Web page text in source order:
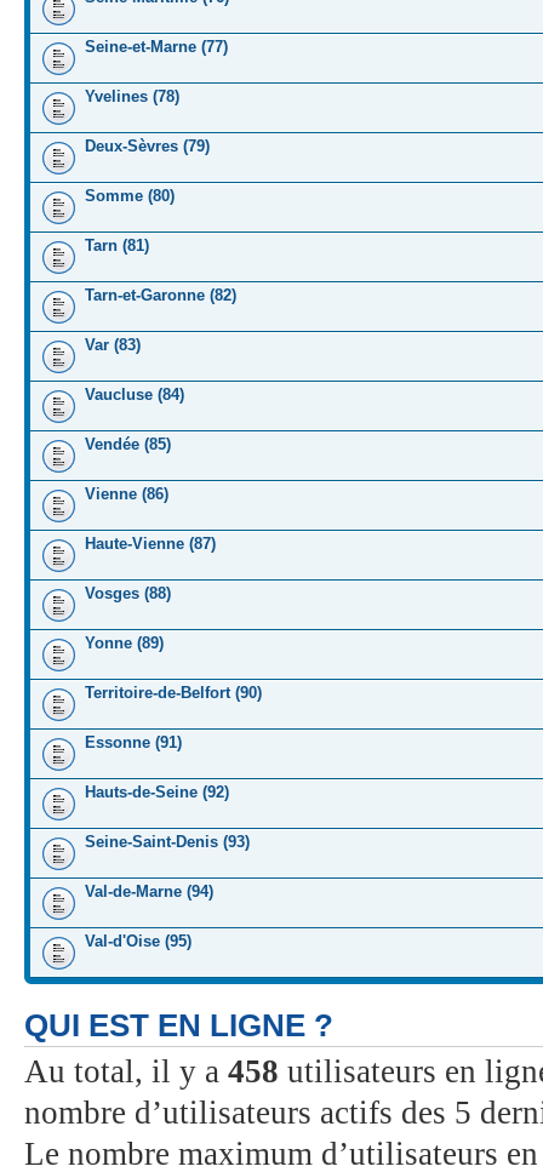
Seine-et-Marne (77)
Yvelines (78)
Deux-Sèvres (79)
Somme (80)
Tarn (81)
Tarn-et-Garonne (82)
Var (83)
Vaucluse (84)
Vendée (85)
Vienne (86)
Haute-Vienne (87)
Vosges (88)
Yonne (89)
Territoire-de-Belfort (90)
Essonne (91)
Hauts-de-Seine (92)
Seine-Saint-Denis (93)
Val-de-Marne (94)
Val-d'Oise (95)
QUI EST EN LIGNE ?
Au total, il y a 458 utilisateurs en
nombre d’utilisateurs actifs des 5
Le nombre maximum d’utilisateurs